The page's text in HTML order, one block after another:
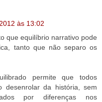
às 13:02
que equilíbrio narrativo pode
tanto que não separo os
permite que todos
desenrolar da história, sem
por diferenças nos